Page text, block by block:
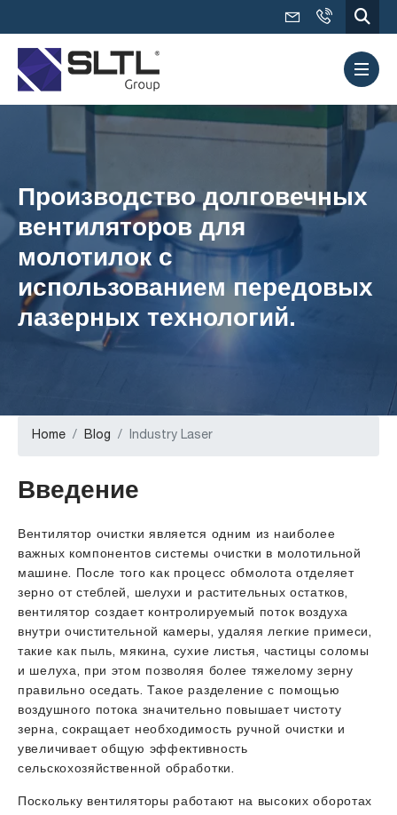
Производство долговечных
вентиляторов для
молотилок с
использованием передовых
лазерных технологий.
Home Blog Industry Laser
Введение
Вентилятор очистки является одним из наиболее
важных компонентов системы очистки в молотильной
машине. После того как процесс обмолота отделяет
зерно от стеблей, шелухи и растительных остатков,
вентилятор создает контролируемый поток воздуха
внутри очистительной камеры, удаляя легкие примеси,
такие как пыль, мякина, сухие листья, частицы соломы
и шелуха, при этом позволяя более тяжелому зерну
правильно оседать. Такое разделение с помощью
воздушного потока значительно повышает чистоту
зерна, сокращает необходимость ручной очистки и
увеличивает общую эффективность
сельскохозяйственной обработки.
Поскольку вентиляторы работают на высоких оборотах